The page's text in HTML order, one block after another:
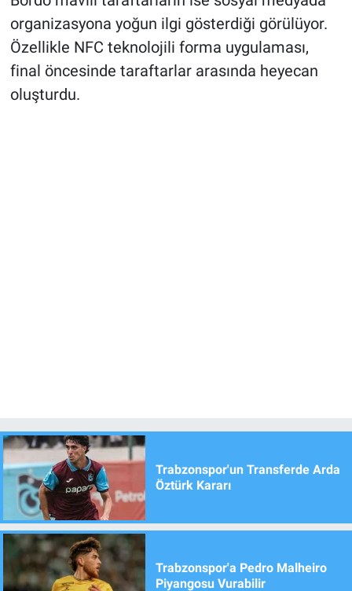
organizasyona yoğun ilgi gösterdiği görülüyor.
Özellikle NFC teknolojili forma uygulaması,
final öncesinde taraftarlar arasında heyecan
oluşturdu.
Trabzonspor'un Transferde Arda
Öztürk Kararı
Trabzonspor'a Pedro Malheiro
Piyangosu Vurabilir